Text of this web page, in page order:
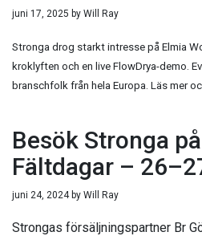
juni 17, 2025 by Will Ray
Stronga drog starkt intresse på Elmia
kroklyften och en live FlowDrya-demo.
branschfolk från hela Europa. Läs mer
Besök Stronga
Fältdagar –
juni 24, 2024by Will Ray
Strongas försäljningspartner Br